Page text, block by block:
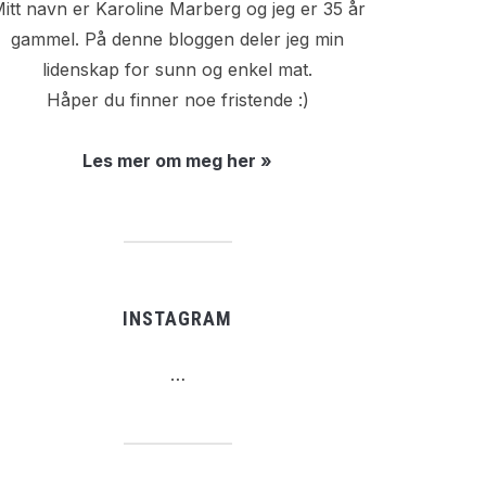
navn er Karoline Marberg og jeg er 35 år
gammel. På denne bloggen deler jeg min
lidenskap for sunn og enkel mat.
Håper du finner noe fristende :)
Les mer om meg her »
INSTAGRAM
…